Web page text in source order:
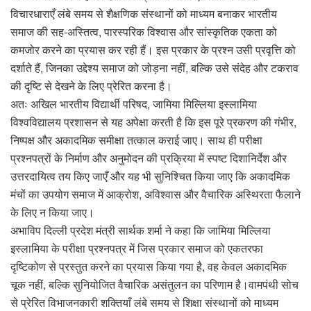
विचारधाराएँ लंबे समय से शैक्षणिक संस्थानों को माध्यम बनाकर भारतीय
समाज की सह-अस्तित्व, पारस्परिक विश्वास और सांस्कृतिक एकता को
कमजोर करने का प्रयास कर रही हैं। इस प्रकार के प्रश्न उसी प्रवृत्ति को
दर्शाते हैं, जिनका उद्देश्य समाज को जोड़ना नहीं, बल्कि उसे संदेह और टकराव
की दृष्टि से देखने के लिए प्रेरित करना है।
अतः अखिल भारतीय विद्यार्थी परिषद, जामिया मिल्लिया इस्लामिया
विश्वविद्यालय प्रशासन से यह अपेक्षा करती है कि इस पूरे प्रकरण की गंभीर,
निष्पक्ष और अकादमिक समीक्षा तत्काल कराई जाए। साथ ही परीक्षा
प्रश्नपत्रों के निर्माण और अनुमोदन की प्रक्रिया में स्पष्ट दिशानिर्देश और
उत्तरदायित्व तय किए जाएँ और यह भी सुनिश्चित किया जाए कि अकादमिक
मंचों का उपयोग समाज में आक्रोश, अविश्वास और वैचारिक अस्थिरता फैलाने
के लिए न किया जाए।
अभाविप दिल्ली प्रदेश मंत्री सार्थक शर्मा ने कहा कि जामिया मिल्लिया
इस्लामिया के परीक्षा प्रश्नपत्र में जिस प्रकार समाज को एकतरफा
दृष्टिकोण से प्रस्तुत करने का प्रयास किया गया है, वह केवल अकादमिक
चूक नहीं, बल्कि सुनियोजित वैचारिक असंतुलन का परिणाम है।वामपंथी सोच
से प्रेरित विभाजनकारी शक्तियाँ लंबे समय से शिक्षा संस्थानों को माध्यम